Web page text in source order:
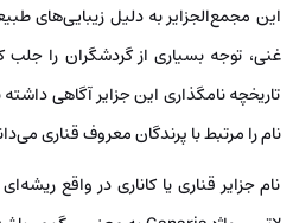
این مجمع‌الجزایر به دلیل زیبایی‌های
غنی، توجه بسیاری از گردشگران را
تاریخچه نامگذاری این جزایر آگاهی
نام را مرتبط با پرندگان معروف قناری
نام جزایر قناری یا کاناری در واقع